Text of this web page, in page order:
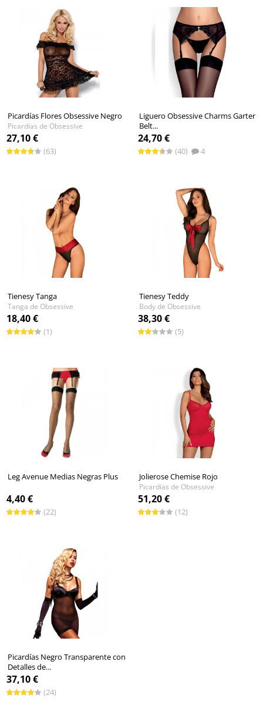
Picardías Flores Obsessive Negro
Picardías de Obsessive
27,10 €
(63)
Liguero Obsessive Charms Garter
Belt...
Liguero de Obsessive
24,70 €
(40) 4
Tienesy Tanga
Tanga de Obsessive
18,40 €
(1)
Tienesy Teddy
Body de Obsessive
38,30 €
(5)
Leg Avenue Medias Negras Plus
4,40 €
(22)
Jolierose Chemise Rojo
Picardías de Obsessive
51,20 €
(12)
Picardías Negro Transparente con
Detalles de...
37,10 €
(24)